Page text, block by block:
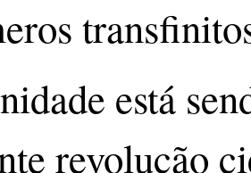
está
revolução